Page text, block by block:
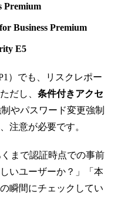
Premium
Business Premium
E5
）でも、リスクレポー
だし、 条件付きアクセ
やパスワード変更強制
注意が必要です。
まで認証時点での事前
いユーザーか？」「本
瞬間にチェックしてい